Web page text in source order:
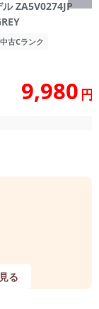
ル ZA5V0274JP
中古Cランク
9,980円
る